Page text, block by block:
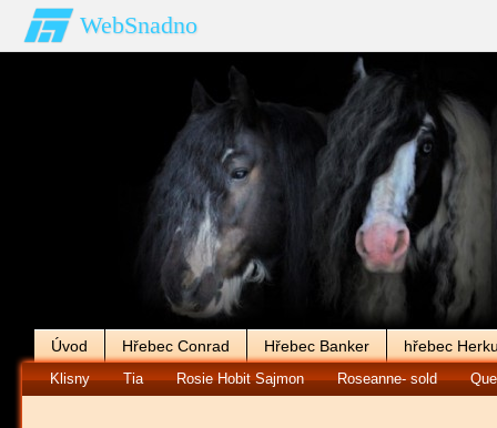
WebSnadno
Úvod Hřebec Conrad Hřebec Banker hřebec
Klisny Tia Rosie Hobit Sajmon Roseanne- sold